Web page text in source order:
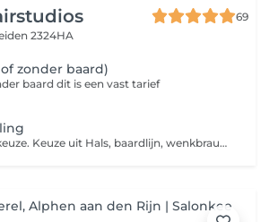
69
2324HA
zonder baard)
baard dit is een vast tarief
Zone naar eigen keuze. Keuze uit Hals, baardlijn, wenkbrauwen of nekhaar